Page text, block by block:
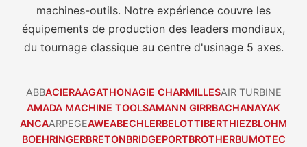
machines-outils. Notre expérience couvre les
équipements de production des leaders mondiaux,
du tournage classique au centre d'usinage 5 axes.
ABBACIERAAGATHONAGIE CHARMILLESAIR TURBINE
AMADA MACHINE TOOLSAMANN GIRRBACHANAYAK
ANCAARPEGEAWEABECHLERBELOTTIBERTHIEZBLOHM
BOEHRINGERBRETONBRIDGEPORTBROTHERBUMOTEC